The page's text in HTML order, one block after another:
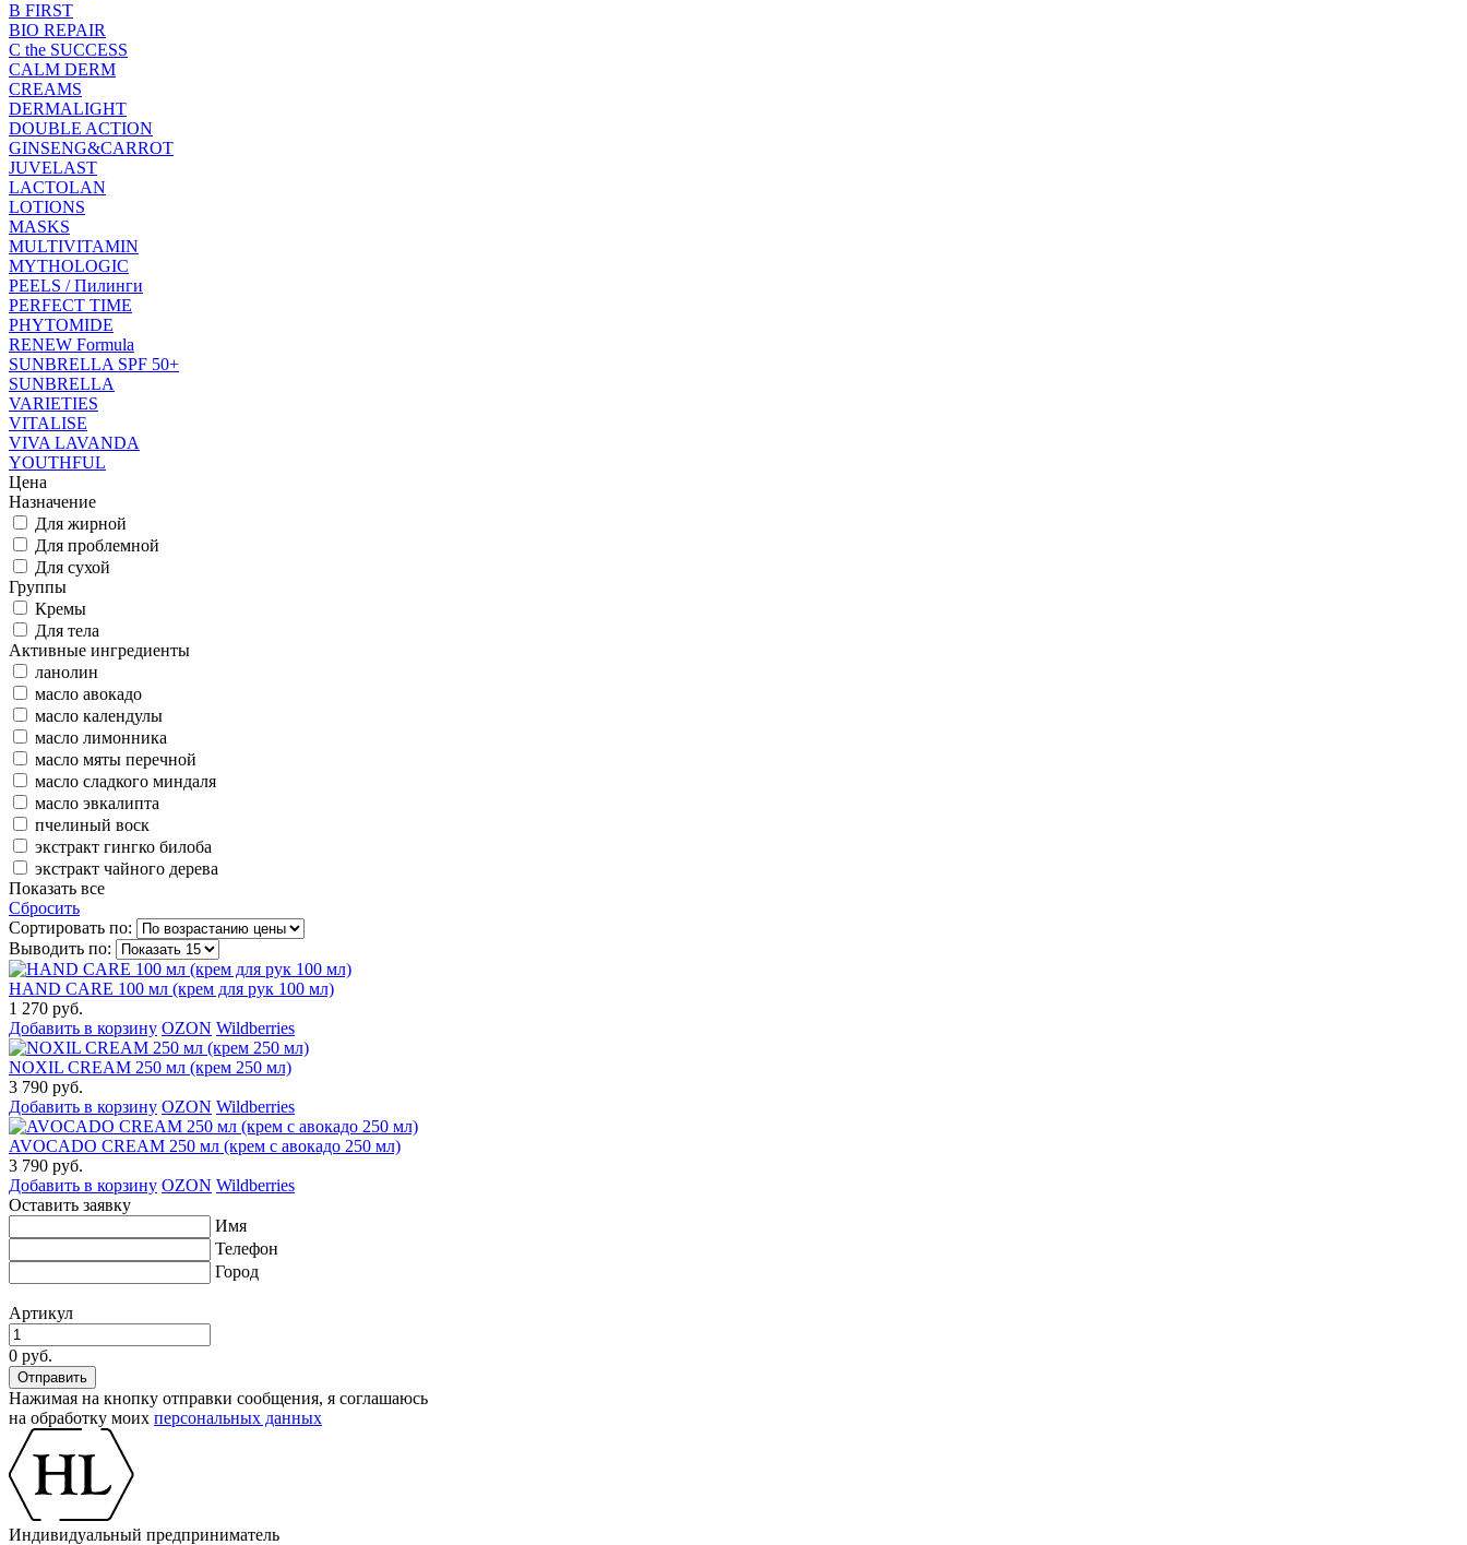
B FIRST
BIO REPAIR
C the SUCCESS
CALM DERM
CREAMS
DERMALIGHT
DOUBLE ACTION
GINSENG&CARROT
JUVELAST
LACTOLAN
LOTIONS
MASKS
MULTIVITAMIN
MYTHOLOGIC
PEELS / Пилинги
PERFECT TIME
PHYTOMIDE
RENEW Formula
SUNBRELLA SPF 50+
SUNBRELLA
VARIETIES
VITALISE
VIVA LAVANDA
YOUTHFUL
Цена
Назначение
Для жирной
Для проблемной
Для сухой
Группы
Кремы
Для тела
Активные ингредиенты
ланолин
масло авокадо
масло календулы
масло лимонника
масло мяты перечной
масло сладкого миндаля
масло эвкалипта
пчелиный воск
экстракт гингко билоба
экстракт чайного дерева
Показать все
Сбросить
Сортировать по:
Выводить по:
HAND CARE 100 мл (крем для рук 100 мл)
1 270 руб.
Добавить в корзину OZON Wildberries
NOXIL CREAM 250 мл (крем 250 мл)
3 790 руб.
Добавить в корзину OZON Wildberries
AVOCADO CREAM 250 мл (крем с авокадо 250 мл)
3 790 руб.
Добавить в корзину OZON Wildberries
Оставить заявку
Имя
Телефон
Город
Артикул
0 руб.
Нажимая на кнопку отправки сообщения, я соглашаюсь
на обработку моих персональных данных
Индивидуальный предприниматель